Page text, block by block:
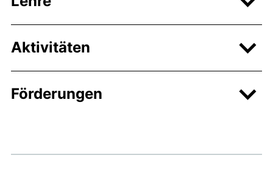
Aktivitäten
Förderungen